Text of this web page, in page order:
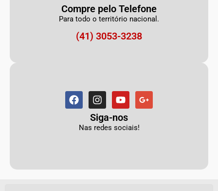
Compre pelo Telefone
Para todo o território nacional.
(41) 3053-3238
Siga-nos
Nas redes sociais!